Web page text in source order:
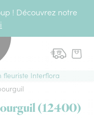
! Découvrez notre
fleuriste Interflora
(12400)